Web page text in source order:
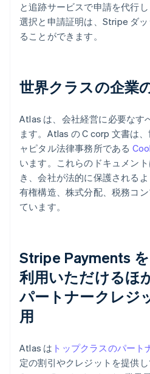
と追跡サービスで申請を代行
選択と申請証明は、Stripe ダ
ることができます。
世界クラスの企業
Atlas は、会社経営に必要なす
ます。Atlas の C corp 文書は
ャピタル法律事務所である
います。これらのドキュメン
き、会社が法的に保護される
有権構造、株式分配、税務コ
ています。
Stripe Payments
利用いただけるほ
パートナークレジ
用
Atlas は トップクラスのパート
定の割引やクレジットを提供し